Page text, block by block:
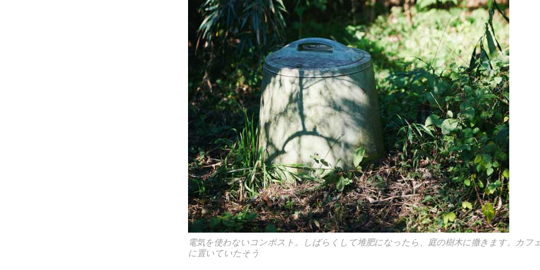
電気を使わないコンポスト。しばらくして堆肥になったら、庭の樹木に撒きます。カフ
に置いていたそう